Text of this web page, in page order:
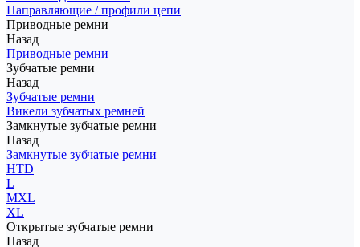
Направляющие / профили цепи
Приводные ремни
Назад
Приводные ремни
Зубчатые ремни
Назад
Зубчатые ремни
Викели зубчатых ремней
Замкнутые зубчатые ремни
Назад
Замкнутые зубчатые ремни
HTD
L
MXL
XL
Открытые зубчатые ремни
Назад